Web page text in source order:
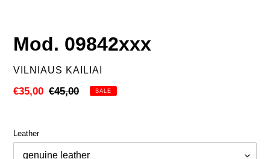
Mod. 09842xxx
VENDOR
VILNIAUS KAILIAI
Sale
€35,00 Regular
€45,00 SALE
Leather